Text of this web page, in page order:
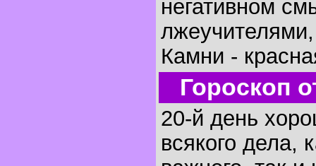
негативном
Камни -
Гороскоп
20-й день
всякого дела,